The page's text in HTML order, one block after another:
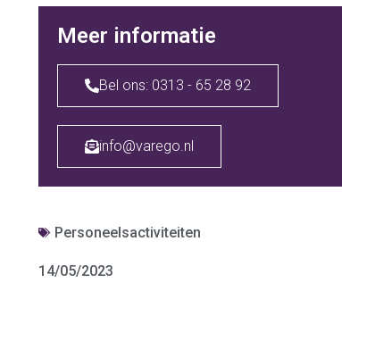
Meer informatie
Bel ons: 0313 - 65 28 92
info@varego.nl
Personeelsactiviteiten
14/05/2023